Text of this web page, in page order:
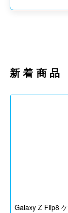
(support@it-